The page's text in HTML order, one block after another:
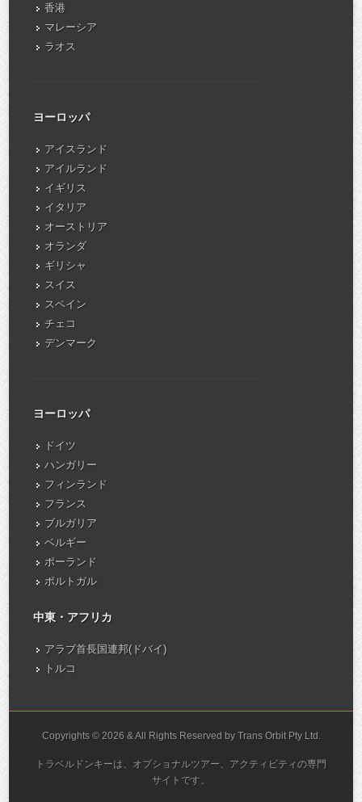
香港
マレーシア
ラオス
ヨーロッパ
アイスランド
アイルランド
イギリス
イタリア
オーストリア
オランダ
ギリシャ
スイス
スペイン
チェコ
デンマーク
ヨーロッパ
ドイツ
ハンガリー
フィンランド
フランス
ブルガリア
ベルギー
ポーランド
ポルトガル
中東・アフリカ
アラブ首長国連邦(ドバイ)
トルコ
Copyrights © 2026 & All Rights Reserved by Trans Orbit Pty Ltd.
トラベルドンキーは、オプショナルツアー、アクティビティの専門
サイトです。